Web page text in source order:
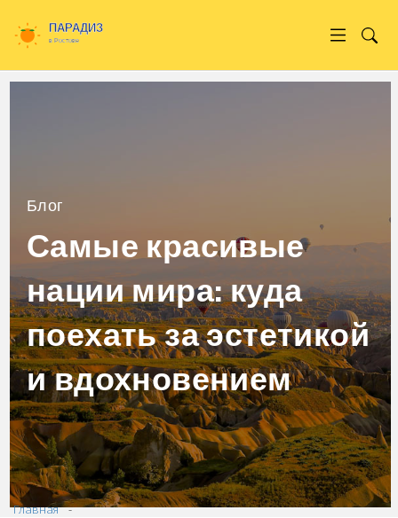
Блог
Самые красивые
нации мира: куда
поехать за эстетикой
и вдохновением
Главная